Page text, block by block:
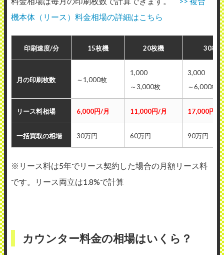
機本体（リース）料金相場の詳細はこちら
印刷速度/分 15枚機 20枚機 30枚機
月の印刷枚数 ～1,000枚
1,000
～3,000枚
3,000
～6,000枚
リース料相場 6,000円/月 11,000円/月 17,000円/月
一括買取の相場 30万円 60万円 90万円
※リース料は5年でリース契約した場合の月額リース料
です。リース両立は1.8%で計算
カウンター料金の相場はいくら？